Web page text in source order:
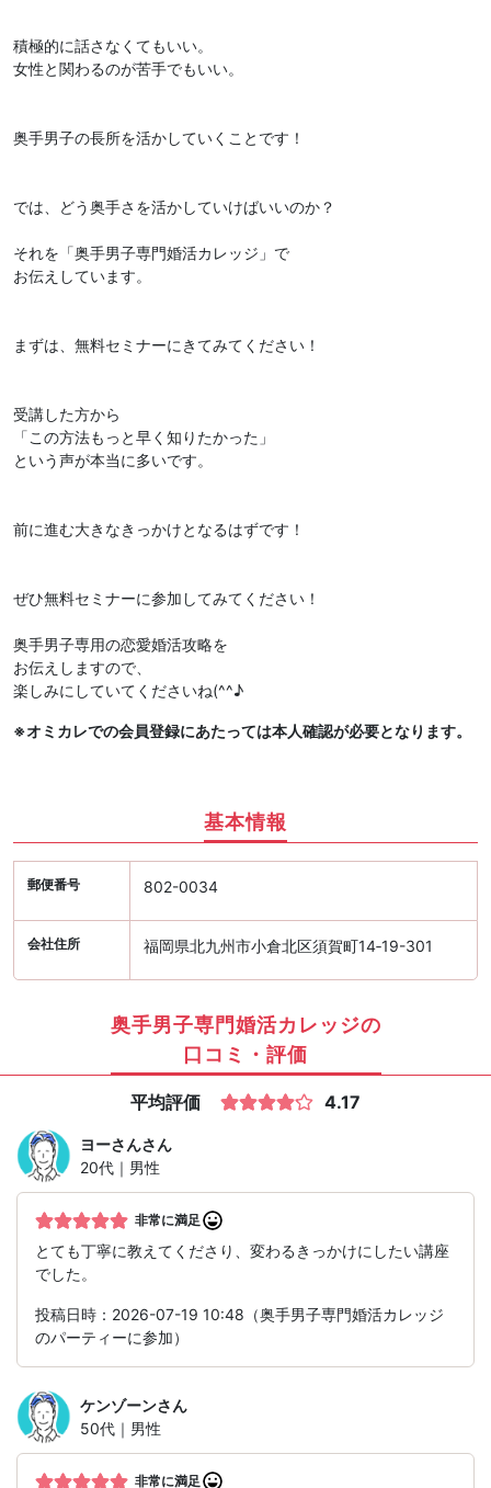
積極的に話さなくてもいい。
女性と関わるのが苦手でもいい。
奥手男子の長所を活かしていくことです！
では、どう奥手さを活かしていけばいいのか？
それを「奥手男子専門婚活カレッジ」で
お伝えしています。
まずは、無料セミナーにきてみてください！
受講した方から
「この方法もっと早く知りたかった」
という声が本当に多いです。
前に進む大きなきっかけとなるはずです！
ぜひ無料セミナーに参加してみてください！
奥手男子専用の恋愛婚活攻略を
お伝えしますので、
楽しみにしていてくださいね(^^♪
※オミカレでの会員登録にあたっては本人確認が必要となります。
基本情報
郵便番号 802-0034
会社住所 福岡県北九州市小倉北区須賀町14‐19-301
奥手男子専門婚活カレッジの
口コミ・評価
平均評価 4.17
ヨーさんさん
20代｜男性
非常に満足
とても丁寧に教えてくださり、変わるきっかけにしたい講座
でした。
投稿日時：2026-07-19 10:48（奥手男子専門婚活カレッジ
のパーティーに参加）
ケンゾーンさん
50代｜男性
非常に満足